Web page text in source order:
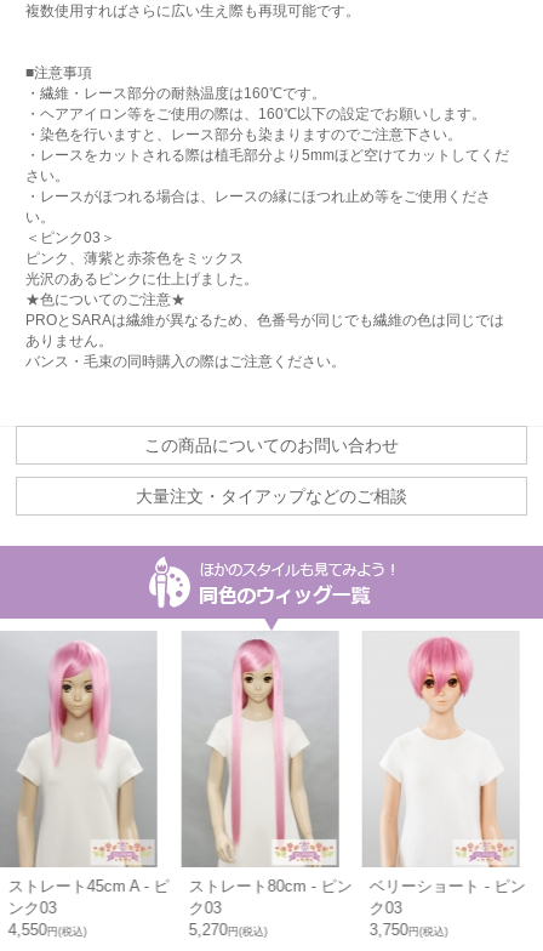
複数使用すればさらに広い生え際も再現可能です。
■注意事項
・繊維・レース部分の耐熱温度は160℃です。
・ヘアアイロン等をご使用の際は、160℃以下の設定でお願いします。
・染色を行いますと、レース部分も染まりますのでご注意下さい。
・レースをカットされる際は植毛部分より5mmほど空けてカットしてくだ
さい。
・レースがほつれる場合は、レースの縁にほつれ止め等をご使用くださ
い。
＜ピンク03＞
ピンク、薄紫と赤茶色をミックス
光沢のあるピンクに仕上げました。
★色についてのご注意★
PROとSARAは繊維が異なるため、色番号が同じでも繊維の色は同じでは
ありません。
バンス・毛束の同時購入の際はご注意ください。
この商品についてのお問い合わせ
大量注文・タイアップなどのご相談
ストレート45cm A - ピ
ンク03
4,550円(税込)
ストレート80cm - ピン
ク03
5,270円(税込)
ベリーショート - ピン
ク03
3,750円(税込)